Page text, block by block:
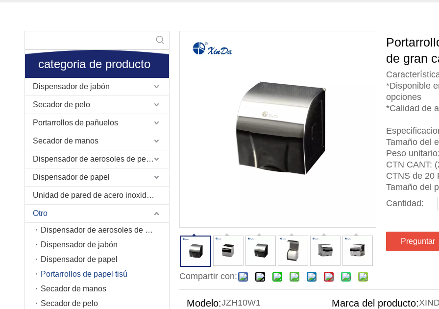
categoria de producto
Dispensador de jabón
Secador de pelo
Portarrollos de pañuelos
Secador de manos
Dispensador de aerosoles de perfumes
Dispensador de papel
Unidad de pared de acero inoxidable
Otro
Dispensador de aerosoles de perfume
Dispensador de jabón
Dispensador de papel
Portarrollos de papel tisú
Secador de manos
Secador de pelo
Compartir con:
de gran
*Disponible
opciones
*Calidad de
Tamaño del
Peso
CTN CANT:
CTNS de 20
Tamaño del
Cantidad:
Preguntar
Modelo:JZH10W1 Marca del producto: